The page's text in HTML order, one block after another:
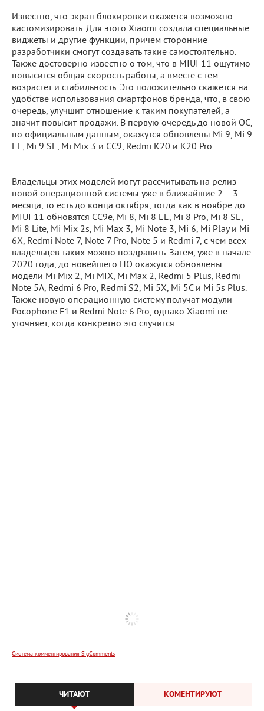
Известно, что экран блокировки окажется возможно
кастомизировать. Для этого Xiaomi создала специальные
виджеты и другие функции, причем сторонние
разработчики смогут создавать такие самостоятельно.
Также достоверно известно о том, что в MIUI 11 ощутимо
повысится общая скорость работы, а вместе с тем
возрастет и стабильность. Это положительно скажется на
удобстве использования смартфонов бренда, что, в свою
очередь, улучшит отношение к таким покупателей, а
значит повысит продажи. В первую очередь до новой ОС,
по официальным данным, окажутся обновлены Mi 9, Mi 9
EE, Mi 9 SE, Mi Mix 3 и CC9, Redmi K20 и K20 Pro.
Владельцы этих моделей могут рассчитывать на релиз
новой операционной системы уже в ближайшие 2 – 3
месяца, то есть до конца октября, тогда как в ноябре до
MIUI 11 обновятся CC9e, Mi 8, Mi 8 EE, Mi 8 Pro, Mi 8 SE,
Mi 8 Lite, Mi Mix 2s, Mi Max 3, Mi Note 3, Mi 6, Mi Play и Mi
6X, Redmi Note 7, Note 7 Pro, Note 5 и Redmi 7, с чем всех
владельцев таких можно поздравить. Затем, уже в начале
2020 года, до новейшего ПО окажутся обновлены
модели Mi Mix 2, Mi MIX, Mi Max 2, Redmi 5 Plus, Redmi
Note 5A, Redmi 6 Pro, Redmi S2, Mi 5X, Mi 5C и Mi 5s Plus.
Также новую операционную систему получат модули
Pocophone F1 и Redmi Note 6 Pro, однако Xiaomi не
уточняет, когда конкретно это случится.
Система комментирования SigComments
ЧИТАЮТ КОМЕНТИРУЮТ